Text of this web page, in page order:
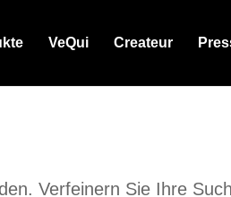
VeQui Createur
Verfeinern Sie Ihre